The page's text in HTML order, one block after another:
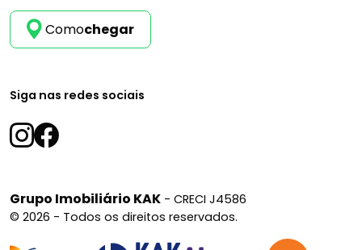
Comochegar
Siga nas redes sociais
Grupo Imobiliário KAK - CRECI J4586
© 2026 - Todos os direitos reservados.